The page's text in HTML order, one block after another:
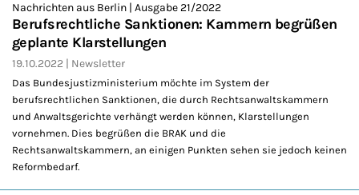
Nachrichten aus Berlin | Ausgabe 21/2022
Berufsrechtliche Sanktionen: Kammern begrüßen
geplante Klarstellungen
19.10.2022 Newsletter
Das Bundesjustizministerium möchte im System der
berufsrechtlichen Sanktionen, die durch Rechtsanwaltskammern
und Anwaltsgerichte verhängt werden können, Klarstellungen
vornehmen. Dies begrüßen die BRAK und die
Rechtsanwaltskammern, an einigen Punkten sehen sie jedoch keinen
Reformbedarf.